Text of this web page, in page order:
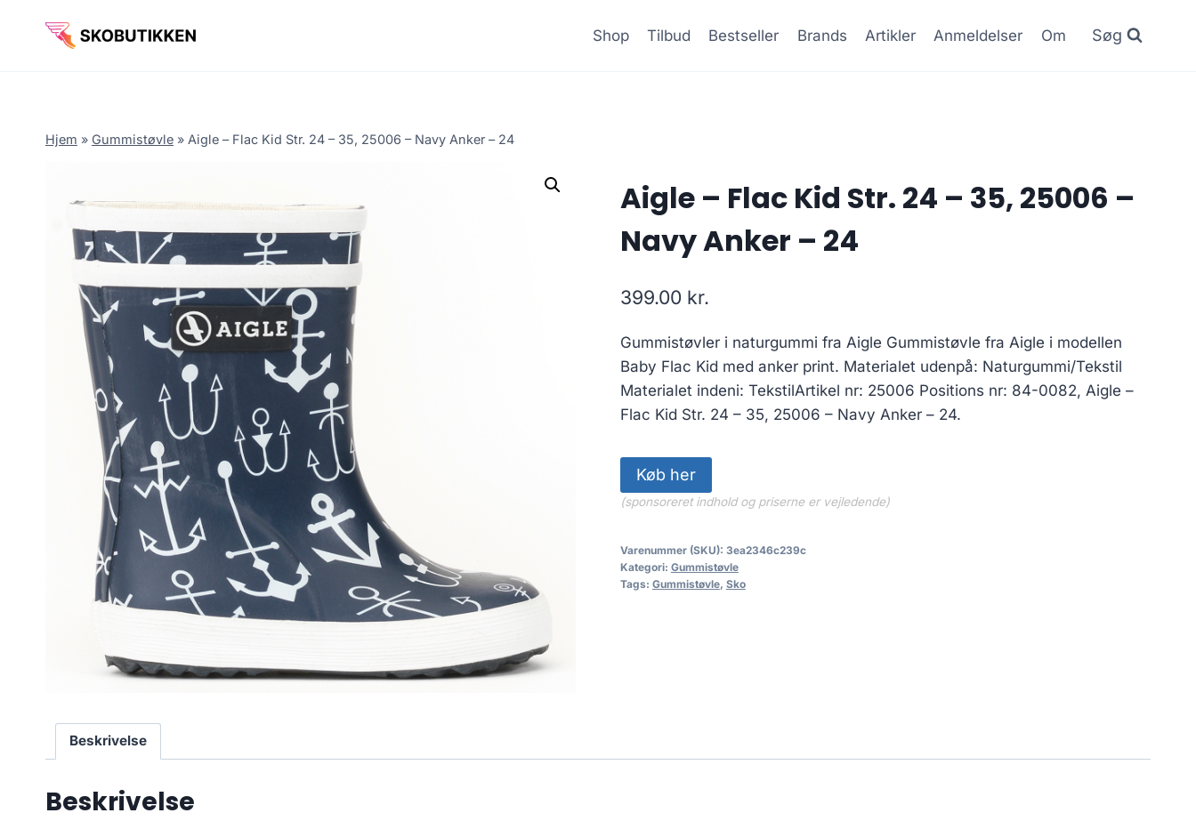
Shop Tilbud Bestseller Brands Artikler Anmeldelser Om Søg
Hjem » Gummistøvle » Aigle – Flac Kid Str. 24 – 35, 25006 – Navy Anker – 24
Aigle – Flac Kid Str. 24 – 35, 25006 –
Navy Anker – 24
399.00 kr.
Gummistøvler i naturgummi fra Aigle Gummistøvle fra Aigle i modellen
Baby Flac Kid med anker print. Materialet udenpå: Naturgummi/Tekstil
Materialet indeni: TekstilArtikel nr: 25006 Positions nr: 84-0082, Aigle –
Flac Kid Str. 24 – 35, 25006 – Navy Anker – 24.
Køb her
(sponsoreret indhold og priserne er vejledende)
Varenummer (SKU): 3ea2346c239c
Kategori: Gummistøvle
Tags: Gummistøvle, Sko
Beskrivelse
Beskrivelse